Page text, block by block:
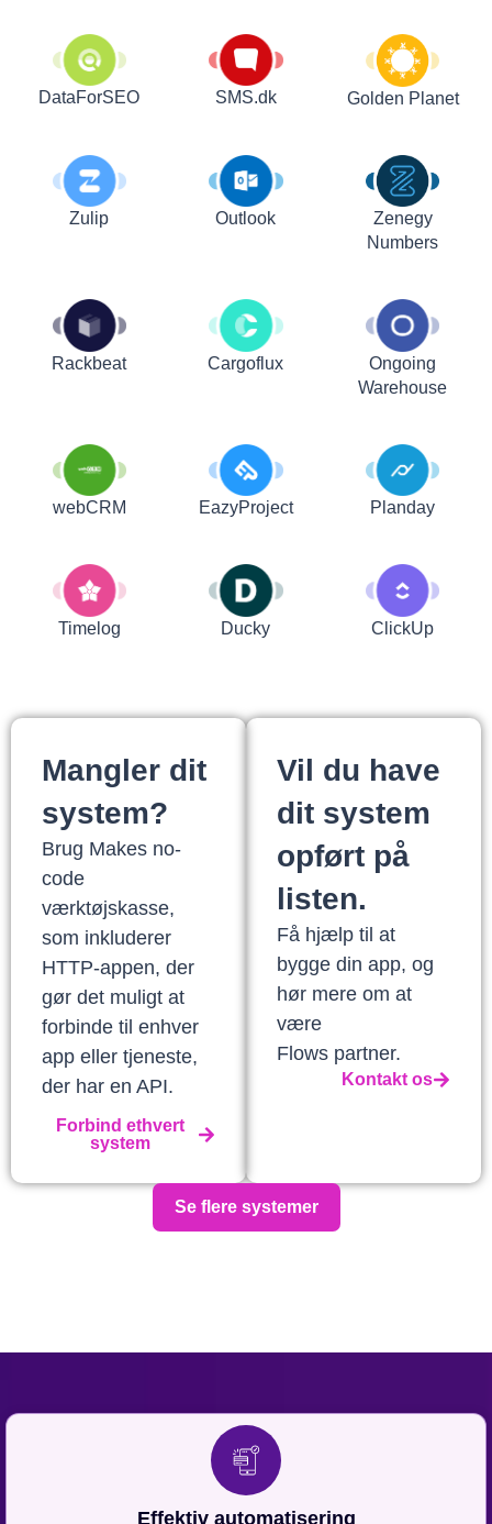
DataForSEO SMS.dk Golden Planet
Zulip Outlook
Zenegy
Numbers
Rackbeat Cargoflux
Ongoing
Warehouse
webCRM EazyProject Planday
Timelog Ducky ClickUp
Mangler dit
system?
Brug Makes no-
code
værktøjskasse,
som inkluderer
HTTP-appen, der
gør det muligt at
forbinde til enhver
app eller tjeneste,
der har en API.
Forbind ethvert
system
Vil du have
dit system
opført på
listen.
Få hjælp til at
bygge din app, og
hør mere om at
være
Flows partner.
Kontakt os
Se flere systemer
Effektiv automatisering